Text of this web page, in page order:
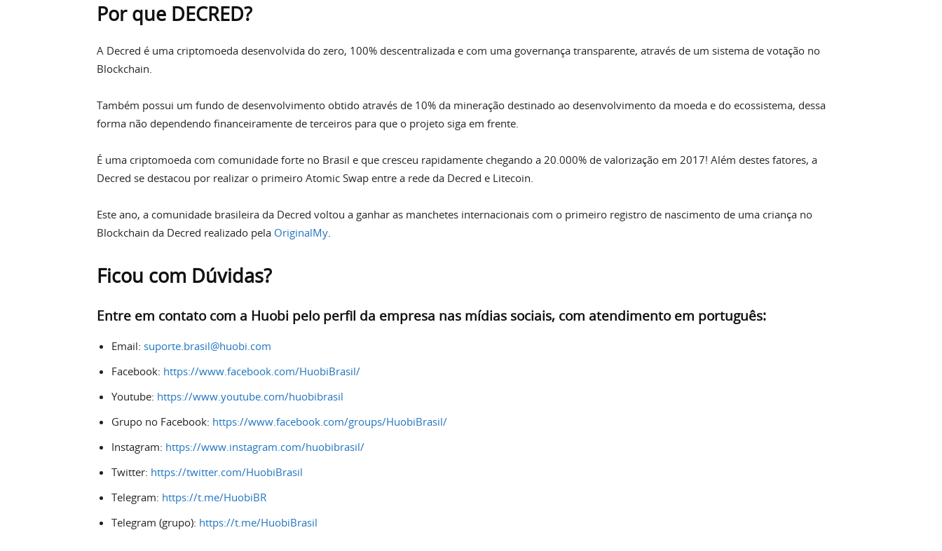
Por que DECRED?
A Decred é uma criptomoeda desenvolvida do zero, 100% descentralizada e com uma governança transparente, através de um sistema de votação no
Blockchain.
Também possui um fundo de desenvolvimento obtido através de 10% da mineração destinado ao desenvolvimento da moeda e do ecossistema, dessa
forma não dependendo financeiramente de terceiros para que o projeto siga em frente.
É uma criptomoeda com comunidade forte no Brasil e que cresceu rapidamente chegando a 20.000% de valorização em 2017! Além destes fatores, a
Decred se destacou por realizar o primeiro Atomic Swap entre a rede da Decred e Litecoin.
Este ano, a comunidade brasileira da Decred voltou a ganhar as manchetes internacionais com o primeiro registro de nascimento de uma criança no
Blockchain da Decred realizado pela OriginalMy
Ficou com Dúvidas?
Entre em contato com a Huobi pelo perfil da empresa nas mídias sociais, com atendimento em português:
Email: suporte.brasil@huobi.com
Facebook: https://www.facebook.com/HuobiBrasil/
Youtube: https://www.youtube.com/huobibrasil
Grupo no Facebook: https://www.facebook.com/groups/HuobiBrasil/
Instagram: https://www.instagram.com/huobibrasil/
Twitter: https://twitter.com/HuobiBrasil
Telegram: https://t.me/HuobiBR
Telegram (grupo): https://t.me/HuobiBrasil